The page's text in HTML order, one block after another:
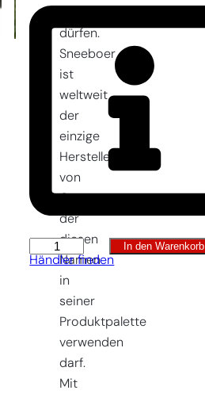
Great
Dixter
Blumenzwiebelpflanzer
Menge
In den Warenkorb
Händler finden
dürfen.
Sneeboer
ist
weltweit
der
einzige
Hersteller
von
der
diesen
Namen
in
seiner
Produktpalette
verwenden
darf.
Mit